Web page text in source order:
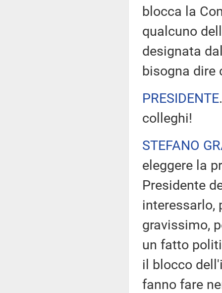
blocca la
qualcuno
designata
bisogna dire
PRESIDENTE
colleghi!
STEFANO
eleggere la
Presidente
interessarlo,
gravissimo,
un fatto
il blocco
fanno fare